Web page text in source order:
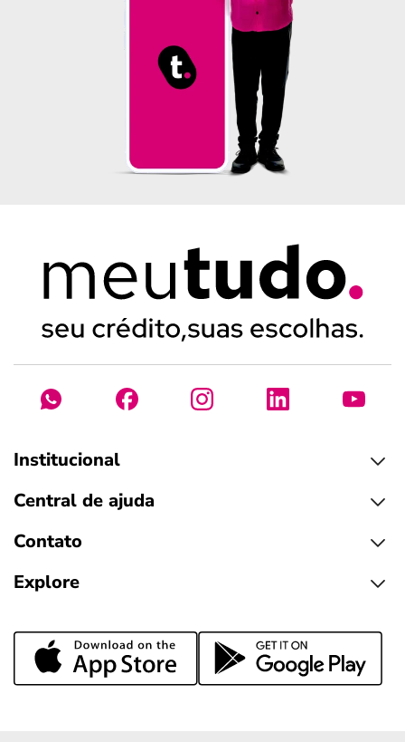
Institucional
Central de ajuda
Contato
Explore